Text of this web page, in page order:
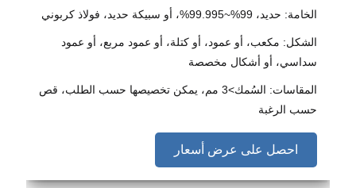
الخامة: حديد، 99%~99.995%، أو سبيكة حديد، فولاذ كربوني
الشكل: مكعب، أو عمود، أو كتلة، أو عمود مربع، أو عمود
سداسي، أو أشكال مخصصة
المقاسات: السُمك>3 مم، يمكن تخصيصها حسب الطلب، قص
حسب الرغبة
احصل على عرض أسعار